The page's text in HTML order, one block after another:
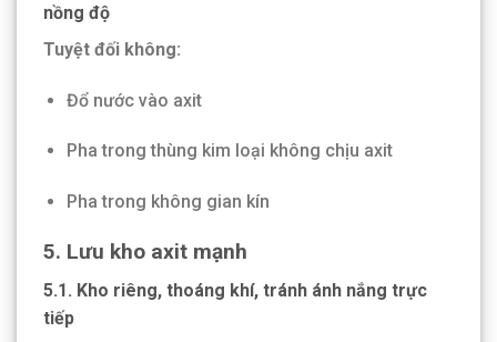
nồng độ
Tuyệt đối không:
Đổ nước vào axit
Pha trong thùng kim loại không chịu axit
Pha trong không gian kín
5. Lưu kho axit mạnh
5.1. Kho riêng, thoáng khí, tránh ánh nắng trực
tiếp